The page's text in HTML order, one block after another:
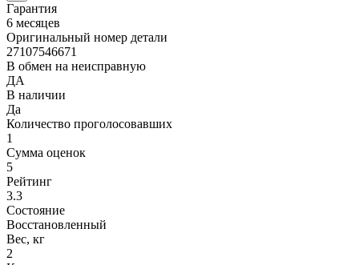
Гарантия
6 месяцев
Оригинальный номер детали
27107546671
В обмен на неисправную
ДА
В наличии
Да
Количество проголосовавших
1
Сумма оценок
5
Рейтинг
3.3
Состояние
Восстановленный
Вес, кг
2